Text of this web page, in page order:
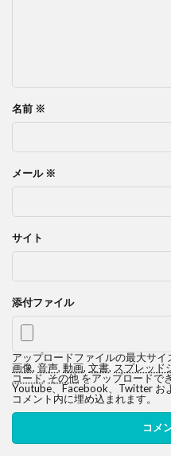
名前 ※
メール ※
サイト
添付ファイル
アップロードファイルの最大サイ
画像, 音声, 動画, 文書, スプレッド
コード,その他をアップロードで
Youtube、Facebook、Twitter お
コメント内に埋め込まれます。